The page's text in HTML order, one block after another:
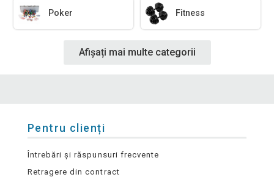
Poker Fitness
Afișați mai multe categorii
Pentru clienți
Întrebări și răspunsuri frecvente
Retragere din contract